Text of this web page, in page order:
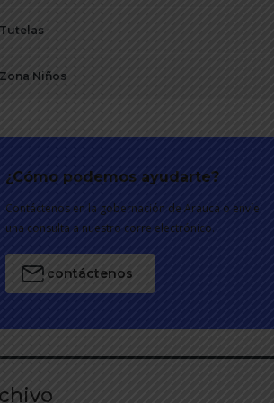
Niños
¿Cómo podemos ayudarte?
Contáctenos en la gobernación de Arauca o envíe
una consulta a nuestro corre electrónico.
contáctenos